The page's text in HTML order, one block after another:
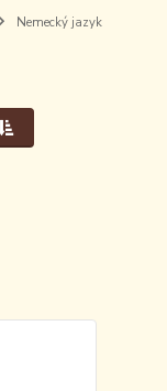
Nemecký jazyk